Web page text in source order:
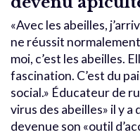
«Avec les abeilles,
ne réussit
moi, c’est les abeilles.
fascination. C’est du
social.» Éducateur de
virus des abeilles» il y a
devenue son «outil